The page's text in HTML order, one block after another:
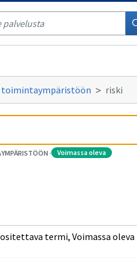
toimintaympäristöön riski
· voimassa oleva
termi, Voimassa oleva